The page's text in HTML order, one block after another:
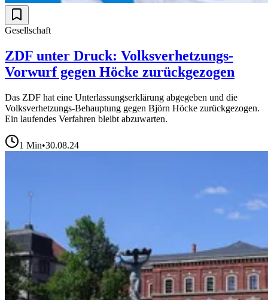
Gesellschaft
ZDF unter Druck: Volksverhetzungs-
Vorwurf gegen Höcke zurückgezogen
Das ZDF hat eine Unterlassungserklärung abgegeben und die
Volksverhetzungs-Behauptung gegen Björn Höcke zurückgezogen.
Ein laufendes Verfahren bleibt abzuwarten.
1 Min•30.08.24